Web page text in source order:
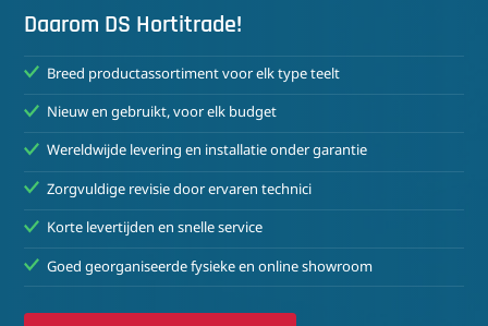
Daarom DS Hortitrade!
Breed productassortiment voor elk type teelt
Nieuw en gebruikt, voor elk budget
Wereldwijde levering en installatie onder garantie
Zorgvuldige revisie door ervaren technici
Korte levertijden en snelle service
Goed georganiseerde fysieke en online showroom